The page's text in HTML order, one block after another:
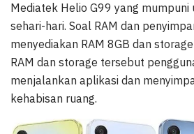
Mediatek Helio G99 yang
sehari-hari. Soal RAM dan
menyediakan RAM 8GB dan
RAM dan storage tersebut
menjalankan aplikasi dan
kehabisan ruang.